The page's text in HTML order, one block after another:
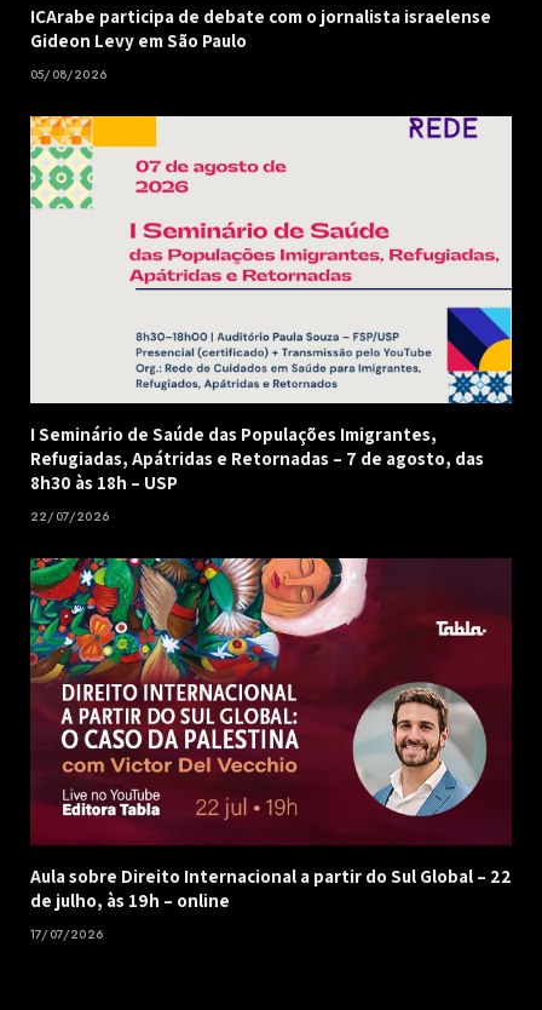
ICArabe participa de debate com o jornalista israelense
Gideon Levy em São Paulo
05/08/2026
I Seminário de Saúde das Populações Imigrantes,
Refugiadas, Apátridas e Retornadas – 7 de agosto, das
8h30 às 18h – USP
22/07/2026
Aula sobre Direito Internacional a partir do Sul Global – 22
de julho, às 19h – online
17/07/2026